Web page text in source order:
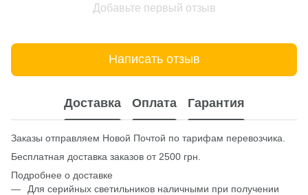
Добавьте первый отзыв
Написать отзыв
Доставка Оплата Гарантия
Заказы отправляем Новой Почтой по тарифам перевозчика.
Бесплатная доставка заказов от 2500 грн.
Подробнее о доставке
Для серийных светильников наличными при получении